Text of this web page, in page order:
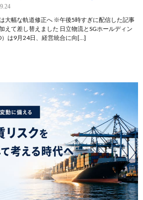
大幅な軌道修正へ ※午後5時すぎに配信した記事
えて差し替えました 日立物流とSGホールディン
）は9月24日、経営統合に向[…]